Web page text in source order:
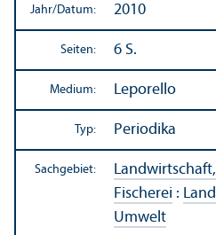
Jahr/Datum: 2010
Seiten: 6 S.
Medium: Leporello
Typ: Periodika
Sachgebiet:
Fischerei :
Umwelt